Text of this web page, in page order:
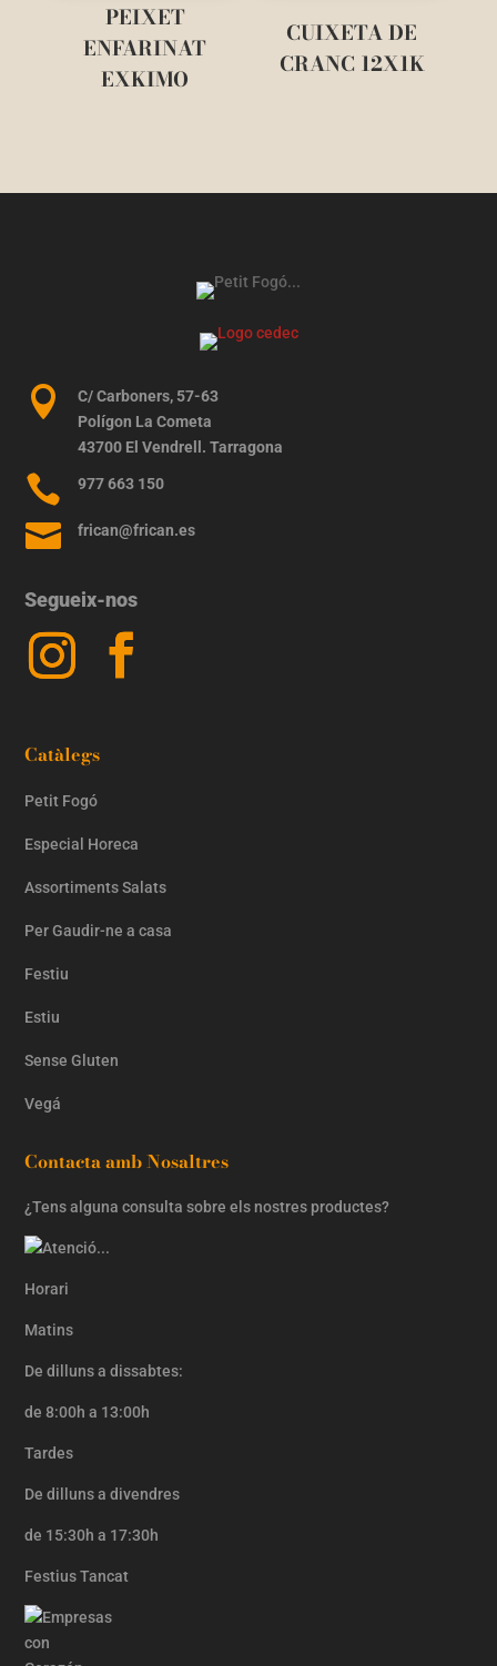
PEIXET
ENFARINAT
EXKIMO
CUIXETA DE
CRANC 12X1K

C/ Carboners, 57-63
Polígon La Cometa
43700 El Vendrell. Tarragona
 977 663 150
 frican@frican.es
Segueix-nos
Catàlegs
Petit Fogó
Especial Horeca
Assortiments Salats
Per Gaudir-ne a casa
Festiu
Estiu
Sense Gluten
Vegá
Contacta amb Nosaltres
¿Tens alguna consulta sobre els nostres productes?
Horari
Matins
De dilluns a dissabtes:
de 8:00h a 13:00h
Tardes
De dilluns a divendres
de 15:30h a 17:30h
Festius Tancat